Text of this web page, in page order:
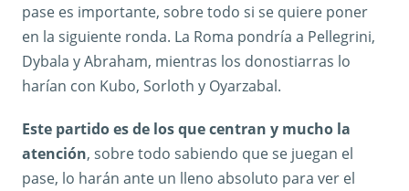
pase es importante, sobre todo si se quiere poner
en la siguiente ronda. La Roma pondría a Pellegrini,
Dybala y Abraham, mientras los donostiarras lo
harían con Kubo, Sorloth y Oyarzabal.
Este partido es de los que centran y mucho la
atención, sobre todo sabiendo que se juegan el
pase, lo harán ante un lleno absoluto para ver el